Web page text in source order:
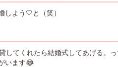
よう🤍と（笑）
してくれたら結婚式してあげる。
います😂